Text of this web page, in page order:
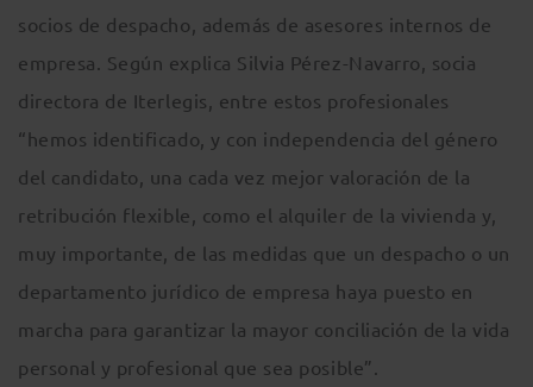
socios de despacho, además de asesores internos de
empresa. Según explica Silvia Pérez-Navarro, socia
directora de Iterlegis, entre estos profesionales
“hemos identificado, y con independencia del género
del candidato, una cada vez mejor valoración de la
retribución flexible, como el alquiler de la vivienda y,
muy importante, de las medidas que un despacho o un
departamento jurídico de empresa haya puesto en
marcha para garantizar la mayor conciliación de la vida
personal y profesional que sea posible”.